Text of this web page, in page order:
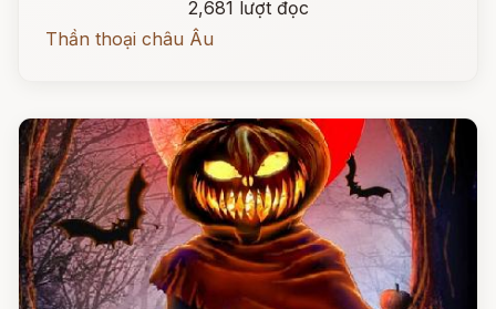
2,681 lượt đọc
Thần thoại châu Âu